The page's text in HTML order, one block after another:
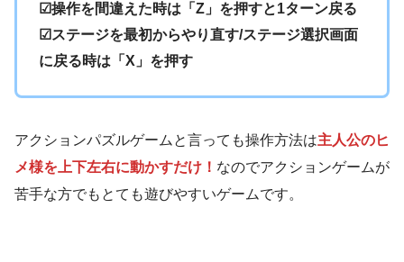
☑操作を間違えた時は「Z」を押すと1ターン戻る
☑ステージを最初からやり直す/ステージ選択画面
に戻る時は「X」を押す
アクションパズルゲームと言っても操作方法は主人公のヒ
メ様を上下左右に動かすだけ！ なのでアクションゲームが
苦手な方でもとても遊びやすいゲームです。